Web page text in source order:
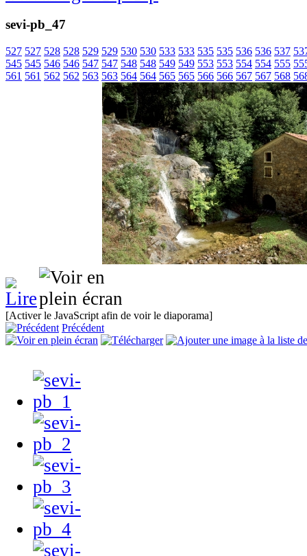
sevi-pb_47
527 527 528 528 529 529 530 530 533 533 535 535 536 536 537
545 545 546 546 547 547 548 548 549 549 553 553 554 554 555
561 561 562 562 563 563 564 564 565 565 566 566 567 567 568
[Activer le JavaScript afin de voir le diaporama]
Précédent